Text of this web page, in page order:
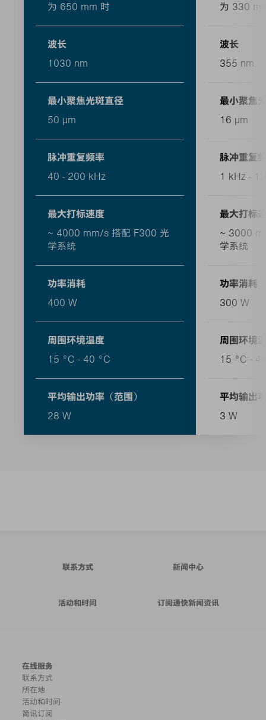
为 650 mm 时
波长
1030 nm
最小聚焦光斑直径
50 μm
脉冲重复频率
40 - 200 kHz
最大打标速度
~ 4000 mm/s 搭配 F300 光
学系统
功率消耗
400 W
周围环境温度
15 °C - 40 °C
平均输出功率（范围）
28 W
为 330
波长
355 nm
最小聚焦
16 μm
脉冲重复
1 kHz -
最大打标
~ 3000
学系统
功率消耗
300 W
周围环境
15 °C -
平均输出
3 W
联系方式 新闻中心
活动和时间 订阅通快新闻资讯
在线服务
联系方式
所在地
活动和时间
简讯订阅